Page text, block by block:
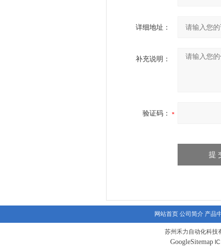
详细地址：
补充说明：
验证码：
网站首页 公司简介 产品
苏州禾力自动化科技
GoogleSitemap